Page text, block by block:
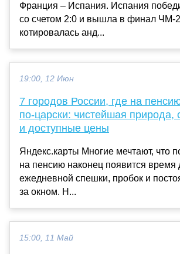
Франция – Испания. Испания
со счетом 2:0 и вышла в финал ЧМ-
котировалась анд...
19:00, 12 Июн
7 городов России, где на
по-царски: чистейшая природа,
и доступные цены
Яндекс.карты Многие мечтают, что
на пенсию наконец появится время
ежедневной спешки, пробок и
за окном. Н...
15:00, 11 Май